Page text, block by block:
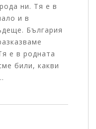
ни. Тя е в
и в
България
е в родната
били, какви